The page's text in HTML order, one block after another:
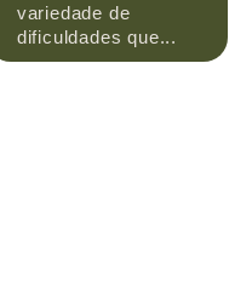
variedade de
dificuldades que...